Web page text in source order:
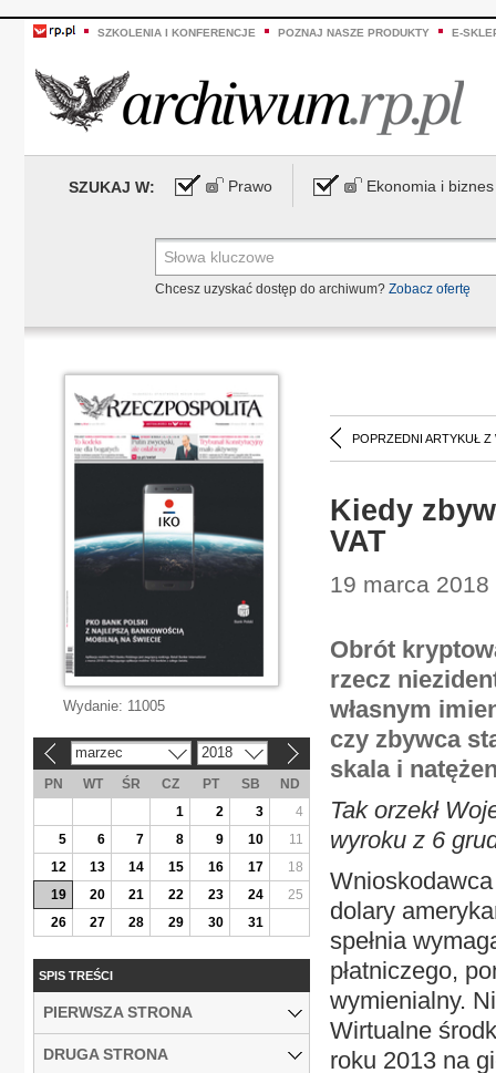
SZKOLENIA I KONFERENCJE POZNAJ NASZE PRODUKTY E-
SZUKAJ W: Prawo Ekonomia i biznes
Chcesz uzyskać dostęp do archiwum? Zobacz ofertę
POPRZEDNI ARTYKUŁ Z
Kiedy
VAT
19 marca
Obrót
rzecz
własnym
czy zbywca
skala i
Tak orzekł
wyroku z 6
dolary
spełnia
płatniczego,
wymienialny.
Wirtualne
roku 2013 na
Wydanie: 11005
marzec 2018
PN WT ŚR CZ PT SB
ND
1
2 3
4
5
6 7 8 9 10
11
12
13 14 15 16 17
18
19
20 21 22 23 24
25
26
27 28 29 30 31
SPIS TREŚCI
PIERWSZA STRONA
DRUGA STRONA